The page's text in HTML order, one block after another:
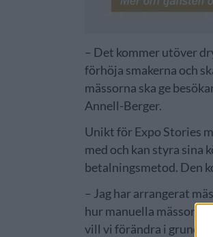
– Det kommer utöver
förhöja smakerna och
mässorna ska ge
Annell-Berger.
Unikt för Expo Stories
med och kan styra sina
betalningsmetod. Den
– Jag har arrangerat
hur manuella mässor
vill vi förändra i